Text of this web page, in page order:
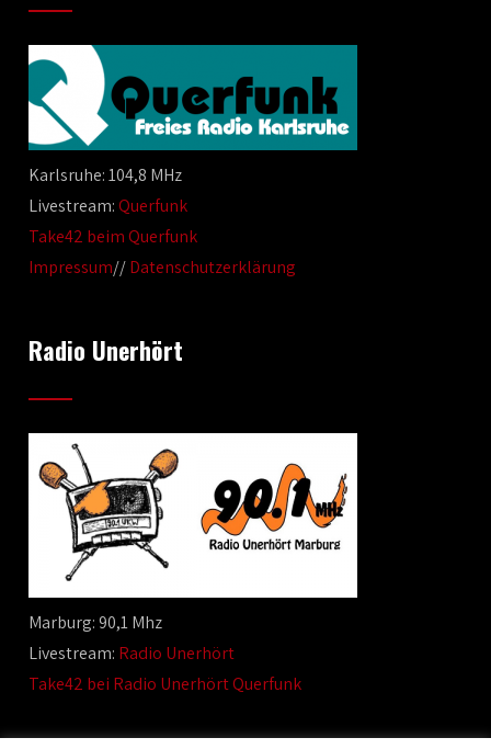
Karlsruhe: 104,8 MHz
Livestream:Querfunk
Take42 beim Querfunk
Impressum//Datenschutzerklärung
Radio Unerhört
Marburg: 90,1 Mhz
Livestream: Radio Unerhört
Take42 bei Radio Unerhört Querfunk